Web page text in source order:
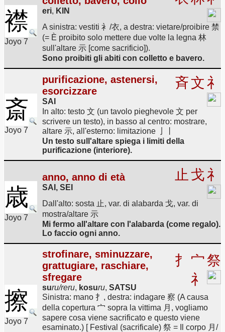
襟
Joyo 7
eri, KIN
A sinistra: vestiti 衤/衣, a destra: vietare/proibire 禁
(= È proibito solo mettere due volte la legna 林
sull'altare 示 [come sacrificio]).
Sono proibiti gli abiti con colletto e bavero.
斎
Joyo 7
purificazione, astenersi,
esorcizzare
SAI
斉文礻
In alto: testo 文 (un tavolo pieghevole 文 per
scrivere un testo), in basso al centro: mostrare,
altare 示, all'esterno: limitazione 亅丨
Un testo sull'altare spiega i limiti della
purificazione (interiore).
歳
Joyo 7
anno, anno di età
SAI, SEI
止 戈礻
Dall'alto: sosta 止, var. di alabarda 戈, var. di
mostra/altare 示
Mi fermo all'altare con l'alabarda (come regalo).
Lo faccio ogni anno.
擦
Joyo 7
strofinare, sminuzzare,
grattugiare, raschiare,
sfregare
suru/reru, kosuru, SATSU
扌 宀祭
礻
Sinistra: mano 扌, destra: indagare 察 (A causa
della copertura 宀 sopra la vittima 月, vogliamo
sapere cosa viene sacrificato e questo viene
esaminato.) [ Festival (sacrificale) 祭 = Il corpo 月/